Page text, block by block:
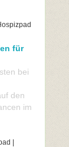
für
bei
den
im
|